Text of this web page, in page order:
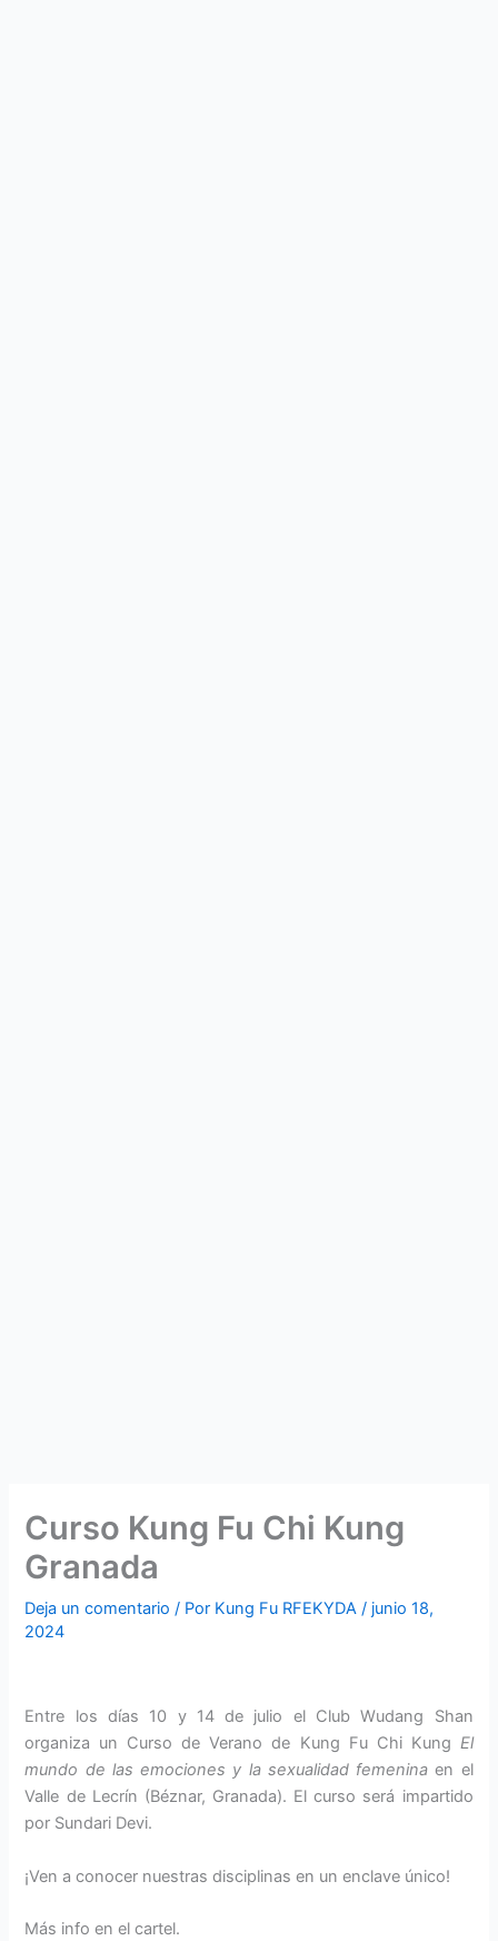
Curso Kung Fu Chi Kung
Granada
Deja un comentario / Por Kung Fu RFEKYDA/ junio 18,
2024
Entre los días 10 y 14 de julio el Club Wudang Shan
organiza un Curso de Verano de Kung Fu Chi Kung El
mundo de las emociones y la sexualidad femenina en el
Valle de Lecrín (Béznar, Granada). El curso será impartido
por Sundari Devi.
¡Ven a conocer nuestras disciplinas en un enclave único!
Más info en el cartel.